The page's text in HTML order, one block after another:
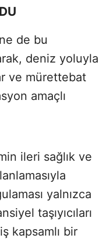
de bu
deniz yoluyla
ve mürettebat
amaçlı
ileri sağlık ve
yalnızca
taşıyıcıları
kapsamlı bir